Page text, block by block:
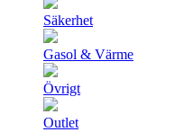
Säkerhet
Gasol & Värme
Övrigt
Outlet